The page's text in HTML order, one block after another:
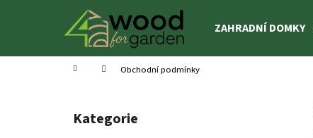
ZAHRADNÍ DOMKY
Domů Obchodní podmínky
Přeskočit
kategorie
Kategorie
í
Zpět
do
Zpět
do